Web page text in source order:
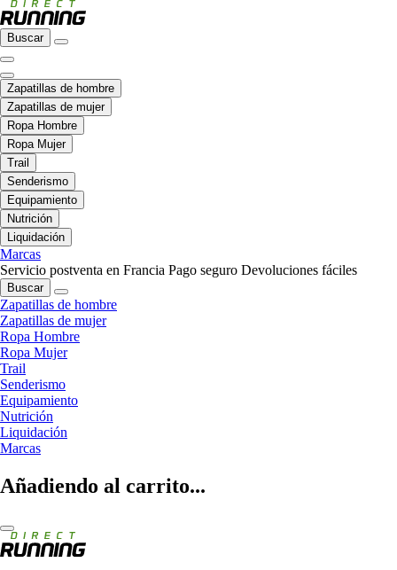
Buscar
Zapatillas de hombre
Zapatillas de mujer
Ropa Hombre
Ropa Mujer
Trail
Senderismo
Equipamiento
Nutrición
Liquidación
Marcas
Servicio postventa en Francia Pago seguro Devoluciones fáciles
Buscar
Zapatillas de hombre
Zapatillas de mujer
Ropa Hombre
Ropa Mujer
Trail
Senderismo
Equipamiento
Nutrición
Liquidación
Marcas
Añadiendo al carrito...